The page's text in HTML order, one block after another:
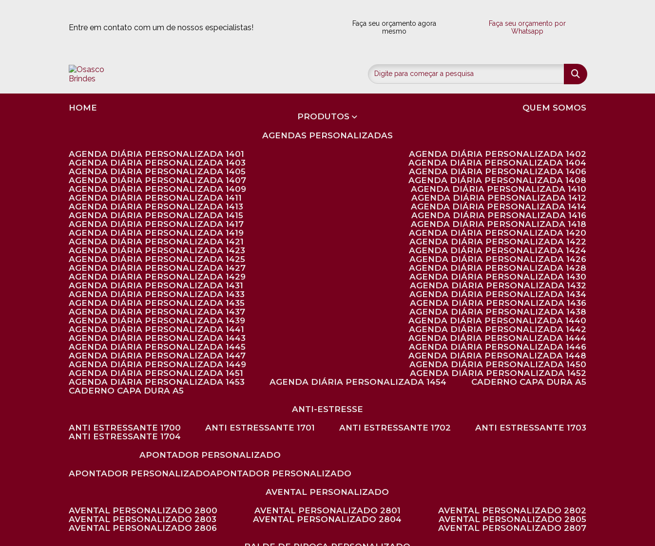
Entre em contato com um de nossos especialistas!
Faça seu orçamento agora
mesmo
Faça seu orçamento por
Whatsapp
HOME
QUEM SOMOS
PRODUTOS
AGENDAS PERSONALIZADAS
AGENDA DIÁRIA PERSONALIZADA 1401
AGENDA DIÁRIA PERSONALIZADA 1402
AGENDA DIÁRIA PERSONALIZADA 1403
AGENDA DIÁRIA PERSONALIZADA 1404
AGENDA DIÁRIA PERSONALIZADA 1405
AGENDA DIÁRIA PERSONALIZADA 1406
AGENDA DIÁRIA PERSONALIZADA 1407
AGENDA DIÁRIA PERSONALIZADA 1408
AGENDA DIÁRIA PERSONALIZADA 1409
AGENDA DIÁRIA PERSONALIZADA 1410
AGENDA DIÁRIA PERSONALIZADA 1411
AGENDA DIÁRIA PERSONALIZADA 1412
AGENDA DIÁRIA PERSONALIZADA 1413
AGENDA DIÁRIA PERSONALIZADA 1414
AGENDA DIÁRIA PERSONALIZADA 1415
AGENDA DIÁRIA PERSONALIZADA 1416
AGENDA DIÁRIA PERSONALIZADA 1417
AGENDA DIÁRIA PERSONALIZADA 1418
AGENDA DIÁRIA PERSONALIZADA 1419
AGENDA DIÁRIA PERSONALIZADA 1420
AGENDA DIÁRIA PERSONALIZADA 1421
AGENDA DIÁRIA PERSONALIZADA 1422
AGENDA DIÁRIA PERSONALIZADA 1423
AGENDA DIÁRIA PERSONALIZADA 1424
AGENDA DIÁRIA PERSONALIZADA 1425
AGENDA DIÁRIA PERSONALIZADA 1426
AGENDA DIÁRIA PERSONALIZADA 1427
AGENDA DIÁRIA PERSONALIZADA 1428
AGENDA DIÁRIA PERSONALIZADA 1429
AGENDA DIÁRIA PERSONALIZADA 1430
AGENDA DIÁRIA PERSONALIZADA 1431
AGENDA DIÁRIA PERSONALIZADA 1432
AGENDA DIÁRIA PERSONALIZADA 1433
AGENDA DIÁRIA PERSONALIZADA 1434
AGENDA DIÁRIA PERSONALIZADA 1435
AGENDA DIÁRIA PERSONALIZADA 1436
AGENDA DIÁRIA PERSONALIZADA 1437
AGENDA DIÁRIA PERSONALIZADA 1438
AGENDA DIÁRIA PERSONALIZADA 1439
AGENDA DIÁRIA PERSONALIZADA 1440
AGENDA DIÁRIA PERSONALIZADA 1441
AGENDA DIÁRIA PERSONALIZADA 1442
AGENDA DIÁRIA PERSONALIZADA 1443
AGENDA DIÁRIA PERSONALIZADA 1444
AGENDA DIÁRIA PERSONALIZADA 1445
AGENDA DIÁRIA PERSONALIZADA 1446
AGENDA DIÁRIA PERSONALIZADA 1447
AGENDA DIÁRIA PERSONALIZADA 1448
AGENDA DIÁRIA PERSONALIZADA 1449
AGENDA DIÁRIA PERSONALIZADA 1450
AGENDA DIÁRIA PERSONALIZADA 1451
AGENDA DIÁRIA PERSONALIZADA 1452
AGENDA DIÁRIA PERSONALIZADA 1453
AGENDA DIÁRIA PERSONALIZADA 1454
CADERNO CAPA DURA A5
CADERNO CAPA DURA A5
ANTI-ESTRESSE
ANTI ESTRESSANTE 1700
ANTI ESTRESSANTE 1701 ANTI ESTRESSANTE 1702
ANTI ESTRESSANTE 1703
ANTI ESTRESSANTE 1704
APONTADOR PERSONALIZADO
APONTADOR PERSONALIZADO
APONTADOR PERSONALIZADO
AVENTAL PERSONALIZADO
AVENTAL PERSONALIZADO 2800
AVENTAL PERSONALIZADO 2801
AVENTAL PERSONALIZADO 2802
AVENTAL PERSONALIZADO 2803
AVENTAL PERSONALIZADO 2804
AVENTAL PERSONALIZADO 2805
AVENTAL PERSONALIZADO 2806
AVENTAL PERSONALIZADO 2807